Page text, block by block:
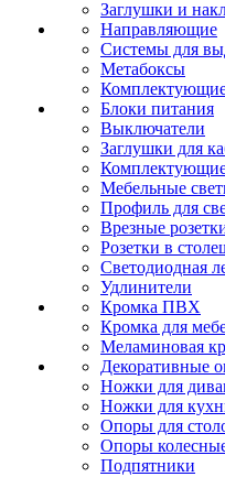
Заглушки и
Направляющие
Системы для
Метабоксы
Блоки питания
Выключатели
Заглушки для
Мебельные
Профиль для
Врезные
Розетки в
Светодиодная
Удлинители
Кромка ПВХ
Кромка для
Меламиновая
Декоративные
Ножки для
Ножки для
Опоры для
Опоры
Подпятники